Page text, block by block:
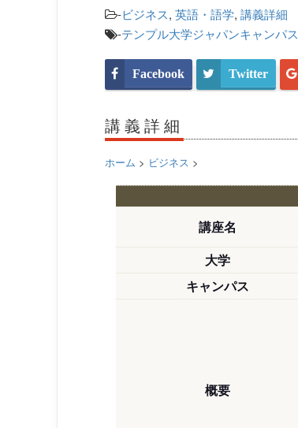
-ビジネス, 英語・語学, 講義詳細
-テンプル大学ジャパンキャンパス
Facebook Twitter
講義詳細
ホーム > ビジネス >
講座名
大学
キャンパス
概要